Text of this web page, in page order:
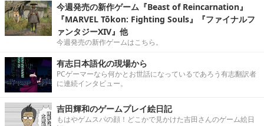
今週発売の新作ゲーム『Beast of Reincarnation』
『MARVEL Tōkon: Fighting Souls』『ファイナルフ
ァンタジーXIV』他
今週発売の新作ゲームはこちら。
有志日本語化の現場から
PCゲーマーなら何かとお世話になっているであろう有志翻訳者
に連続インタビュー。
吉田輝和のゲームプレイ絵日記
もはやゲムスパの顔！どこかで見かけた吉田さんのゲーム絵日